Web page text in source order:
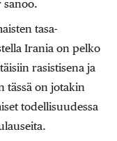
sanoo.
tasa-
Irania on pelko
rasistisena ja
tässä on jotakin
todellisuudessa